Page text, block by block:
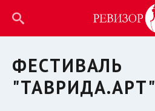
ФЕСТИВАЛЬ
"ТАВРИДА.АРТ"